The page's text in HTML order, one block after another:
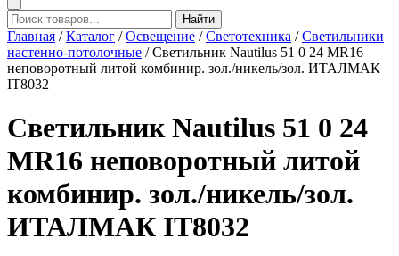
Найти
Главная /Каталог /Освещение /Светотехника /Светильники
настенно-потолочные / Светильник Nautilus 51 0 24 MR16
неповоротный литой комбинир. зол./никель/зол. ИТАЛМАК
IT8032
Светильник Nautilus 51 0 24
MR16 неповоротный литой
комбинир. зол./никель/зол.
ИТАЛМАК IT8032